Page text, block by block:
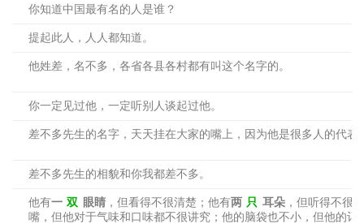
你知道中国最有名的人是谁？
提起此人，人人都知道。
他姓差，名不多，各省各县各村都有叫这个名字的。
你一定见过他，一定听别人谈起过他。
差不多先生的名字，天天挂在大家的嘴上，因为他是很多人的代表
差不多先生的相貌和你我都差不多。
他有一 双 眼睛，但看得不很清楚；他有两 只 耳朵，但听得不很
嘴，但他对于气味和口味都不很讲究；他的脑袋也不小，但他的记